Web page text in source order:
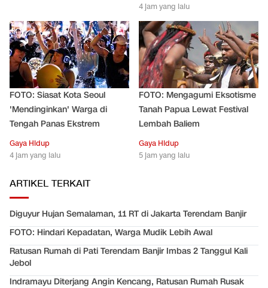
4 jam yang lalu
FOTO: Siasat Kota Seoul
'Mendinginkan' Warga di
Tengah Panas Ekstrem
Gaya Hidup
4 jam yang lalu
FOTO: Mengagumi Eksotisme
Tanah Papua Lewat Festival
Lembah Baliem
Gaya Hidup
5 jam yang lalu
ARTIKEL TERKAIT
Diguyur Hujan Semalaman, 11 RT di Jakarta Terendam Banjir
FOTO: Hindari Kepadatan, Warga Mudik Lebih Awal
Ratusan Rumah di Pati Terendam Banjir Imbas 2 Tanggul Kali
Jebol
Indramayu Diterjang Angin Kencang, Ratusan Rumah Rusak